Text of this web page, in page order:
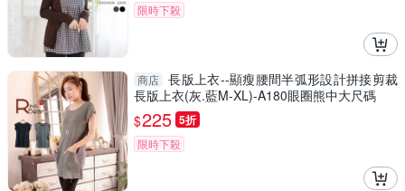
限時下殺
商店 長版上衣--顯瘦腰間半弧形設計拼接剪裁
長版上衣(灰.藍M-XL)-A180眼圈熊中大尺碼
$225 5折
限時下殺